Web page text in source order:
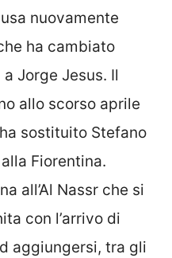
nuovamente
ha cambiato
Jorge Jesus. Il
allo scorso aprile
sostituito Stefano
Fiorentina.
all’Al Nassr che si
con l’arrivo di
aggiungersi, tra gli